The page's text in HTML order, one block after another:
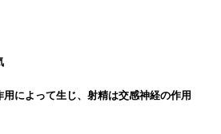
によって生じ、射精は交感神経の作用